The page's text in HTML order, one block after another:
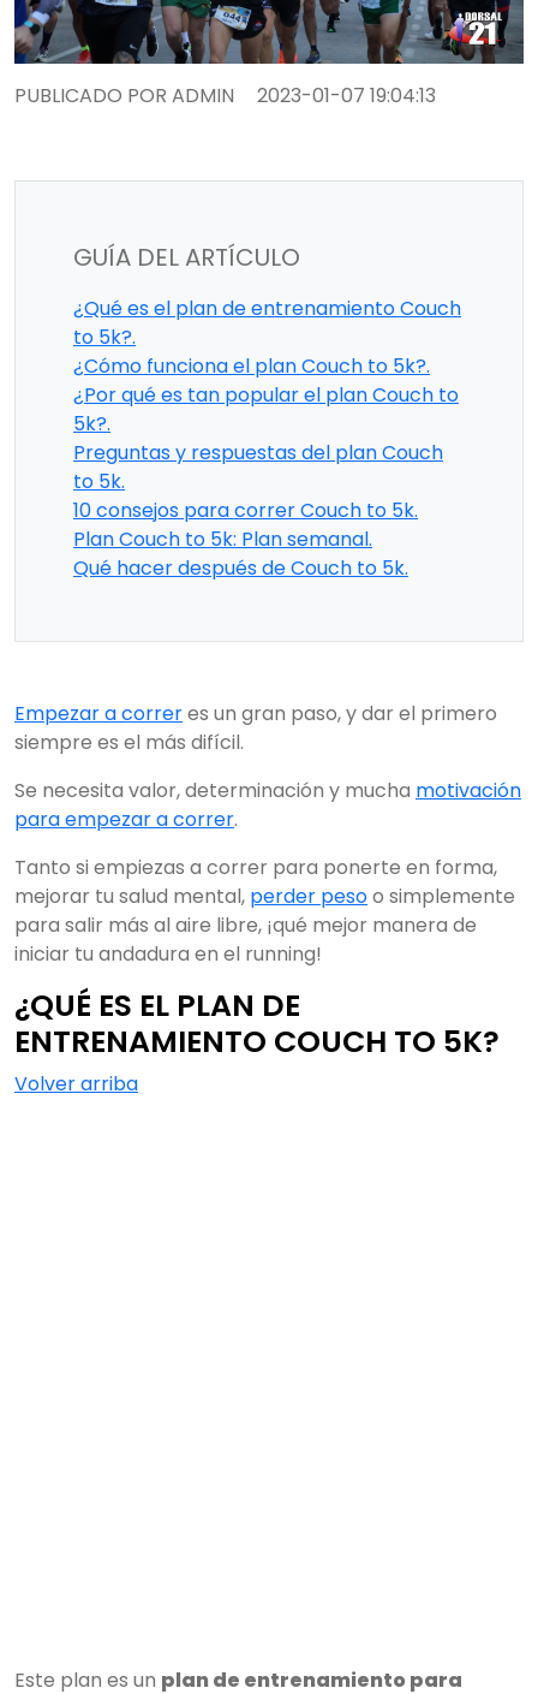
PUBLICADO POR ADMIN 2023-01-07 19:04:13
GUÍA DEL ARTÍCULO
¿Qué es el plan de entrenamiento Couch
to 5k?.
¿Cómo funciona el plan Couch to 5k?.
¿Por qué es tan popular el plan Couch to
5k?.
Preguntas y respuestas del plan Couch
to 5k.
10 consejos para correr Couch to 5k.
Plan Couch to 5k: Plan semanal.
Qué hacer después de Couch to 5k.
Empezar a correres un gran paso, y dar el primero
siempre es el más difícil.
Se necesita valor, determinación y mucha motivación
para empezar a correr.
Tanto si empiezas a correr para ponerte en forma,
mejorar tu salud mental, perder pesoo simplemente
para salir más al aire libre, ¡qué mejor manera de
iniciar tu andadura en el running!
¿QUÉ ES EL PLAN DE
ENTRENAMIENTO COUCH TO 5K?
Volver arriba
Este plan es un plan de entrenamiento para